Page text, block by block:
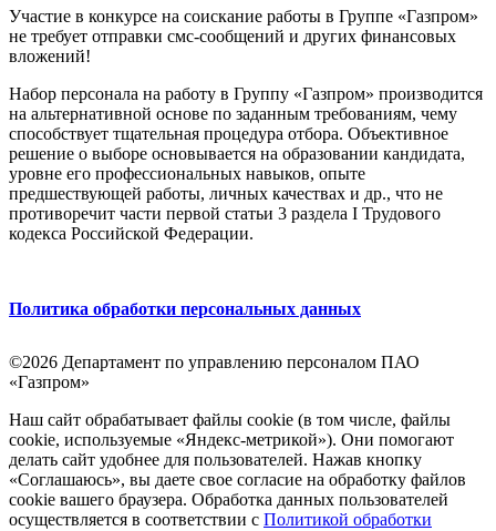
Участие в конкурсе на соискание работы в Группе «Газпром»
не требует отправки смс-сообщений и других финансовых
вложений!
Набор персонала на работу в Группу «Газпром» производится
на альтернативной основе по заданным требованиям, чему
способствует тщательная процедура отбора. Объективное
решение о выборе основывается на образовании кандидата,
уровне его профессиональных навыков, опыте
предшествующей работы, личных качествах и др., что не
противоречит части первой статьи 3 раздела I Трудового
кодекса Российской Федерации.
Политика обработки персональных данных
©2026 Департамент по управлению персоналом ПАО
«Газпром»
Наш сайт обрабатывает файлы cookie (в том числе, файлы
cookie, используемые «Яндекс-метрикой»). Они помогают
делать сайт удобнее для пользователей. Нажав кнопку
«Соглашаюсь», вы даете свое согласие на обработку файлов
cookie вашего браузера. Обработка данных пользователей
осуществляется в соответствии с Политикой обработки